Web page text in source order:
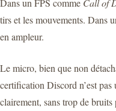
Dans un FPS comme Call of
tirs et les mouvements. Dans
en ampleur.
Le micro, bien que non
certification Discord n’est
clairement, sans trop de